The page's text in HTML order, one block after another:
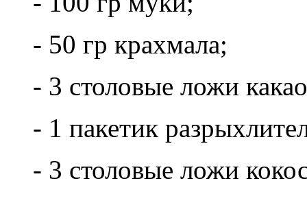
- 50 гр крахмала;
- 3 столовые ложи
- 1 пакетик
- 3 столовые ложи